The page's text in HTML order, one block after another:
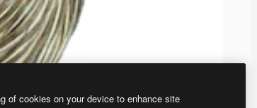
of cookies on your device to enhance site